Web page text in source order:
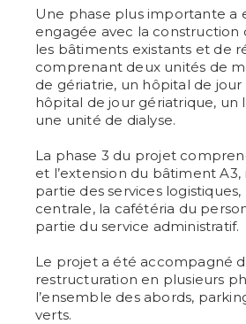
Une phase plus importante a
engagée avec la construction
les bâtiments existants et de
comprenant deux unités de
de gériatrie, un hôpital de
hôpital de jour gériatrique, un
une unité de dialyse.
La phase 3 du projet
et l’extension du bâtiment
partie des services logistiques,
centrale, la cafétéria du
partie du service administratif.
Le projet a été accompagné
restructuration en plusieurs
l’ensemble des abords,
verts.